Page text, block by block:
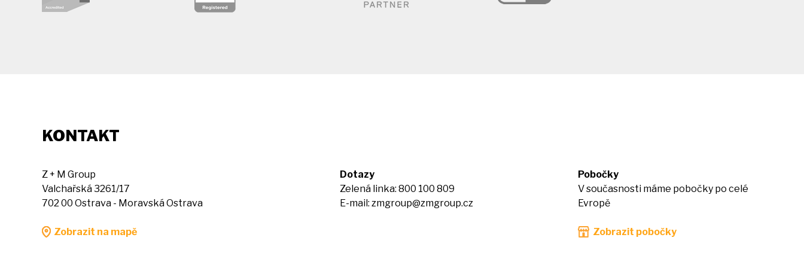
KONTAKT
Z + M Group
Valchařská 3261/17
702 00 Ostrava - Moravská Ostrava
Zobrazit na mapě
Dotazy
Zelená linka: 800 100 809
E-mail: zmgroup@zmgroup.cz
Pobočky
V současnosti máme pobočky po celé
Evropě
Zobrazit pobočky